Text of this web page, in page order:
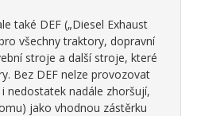
také DEF („Diesel Exhaust
všechny traktory, dopravní
stroje a další stroje, které
Bez DEF nelze provozovat
nedostatek nadále zhoršují,
jako vhodnou zástěrku